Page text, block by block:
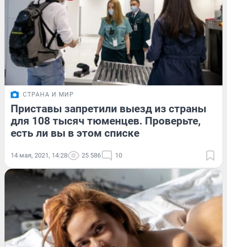
СТРАНА И МИР
Приставы запретили выезд из страны
для 108 тысяч тюменцев. Проверьте,
есть ли вы в этом списке
14 мая, 2021, 14:28 25 586 10